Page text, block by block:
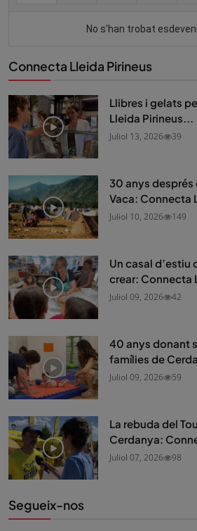
Connecta Lleida Pirineus
Llibres i gelats
Lleida Pirineus...
Juliol 13, 2026 39
30 anys després
Vaca: Connecta
Juliol 10, 2026 149
Un casal d’estiu
crear: Connecta
Juliol 09, 2026 42
40 anys donant
famílies de
Juliol 09, 2026 59
La rebuda del
Cerdanya:
Juliol 07, 2026 98
Segueix-nos